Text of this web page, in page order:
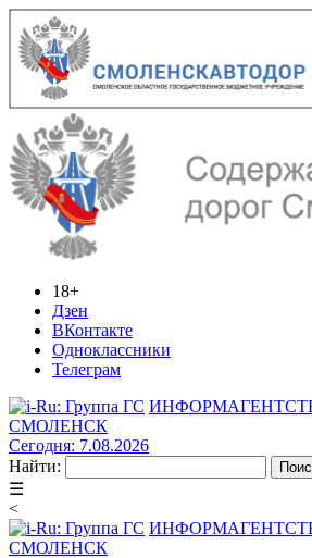
18+
Дзен
ВКонтакте
Одноклассники
Телеграм
СМОЛЕНСК
Сегодня: 7.08.2026
Найти:
☰
<
СМОЛЕНСК